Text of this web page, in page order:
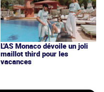
L'AS Monaco dévoile un joli
maillot third pour les
vacances